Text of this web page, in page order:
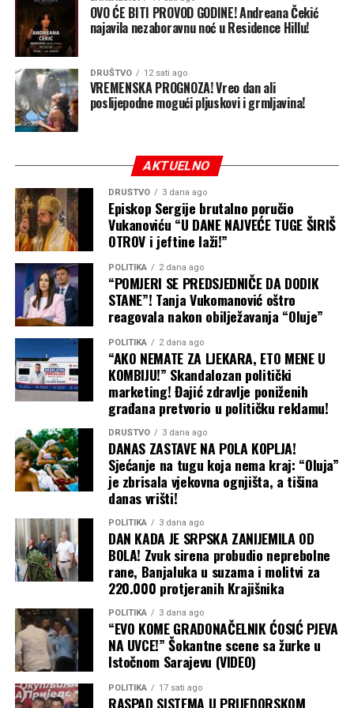
dobit na 25,1 milion KM. Najbolji poslovni rezultat
ostvarila je prošle godine, kada su prihodi dostigli 74,2
miliona, a dobit 32,7 miliona KM.
Poređenja radi, prije ulaska u rudarski posao kompanija
je 2022. godine ostvarila prihod od svega 10 miliona KM i
dobit od 2,3 miliona KM. Sve dozvole za rudarenje su
osporavanje i padanje pred sudovima ni do danas nije
Nakon što je “pokupio kajmak” Rufi je ove godine
okončao eksploataciju uglja lignita na lokalitetu Bistrica
kod Prijedora, a iza bagera i ostale mašinerije “Drvo-
Exporta” ostale su razorene poljoprivredne površine,
klizišta i pustoš koju stanovnici nazivaju ekološkom
katastrofom.
Klječanin, međutim, odbacuje tvrdnje da je rudarenje
lokalnim zajednicama donijelo samo štetu. Za područje
Bistrice kaže da je u toku njegova revitalizacija i sijanje
trave i voća.
“Do sada smo platili oko 11 miliona maraka za
poreze i koncesiju za rudnike Bukova Kosa i Bistrica.
U narednih par godina trebalo bi da uplatimo još 36
miliona za koncesije i poreze na Bukovoj Kosi. U ovo
sedam i osam miliona maraka. Mi smo 100 odsto
izvoznici, a rudnik ne bi ni postojao da nije bilo volje
mještana da prodaju zemljište. Sve smo radili po
zakonu. U ova dva rudnika radilo je oko 400 radnika
iz “Drvo-Exporta” i podizvođačkih firmi
Klječanin za
CAPITAL.
Uplaćene koncesije tajna
Podatke o uplatama koje navodi Klječanin nije bilo
OVO ĆE BITI PROVOD GODINE! Andreana Čekić
najavila nezaboravnu noć u Residence Hillu!
DRUŠTVO 12 sati ago
VREMENSKA PROGNOZA! Vreo dan ali
poslijepodne mogući pljuskovi i grmljavina!
AKTUELNO
DRUŠTVO 3 dana ago
Episkop Sergije brutalno poručio
Vukanoviću “U DANE NAJVEĆE TUGE ŠIRIŠ
OTROV i jeftine laži!”
POLITIKA 2 dana ago
“POMJERI SE PREDSJEDNIČE DA DODIK
STANE”! Tanja Vukomanović oštro
reagovala nakon obilježavanja “Oluje”
POLITIKA 2 dana ago
“AKO NEMATE ZA LJEKARA, ETO MENE U
KOMBIJU!” Skandalozan politički
marketing! Đajić zdravlje poniženih
građana pretvorio u političku reklamu!
DRUŠTVO 3 dana ago
DANAS ZASTAVE NA POLA KOPLJA!
Sjećanje na tugu koja nema kraj: “Oluja”
je zbrisala vjekovna ognjišta, a tišina
danas vrišti!
POLITIKA 3 dana ago
DAN KADA JE SRPSKA ZANIJEMILA OD
BOLA! Zvuk sirena probudio neprebolne
rane, Banjaluka u suzama i molitvi za
220.000 protjeranih Krajišnika
POLITIKA 3 dana ago
“EVO KOME GRADONAČELNIK ĆOSIĆ PJEVA
NA UVCE!” Šokantne scene sa žurke u
Istočnom Sarajevu (VIDEO)
POLITIKA 17 sati ago
RASPAD SISTEMA U PRIJEDORSKOM